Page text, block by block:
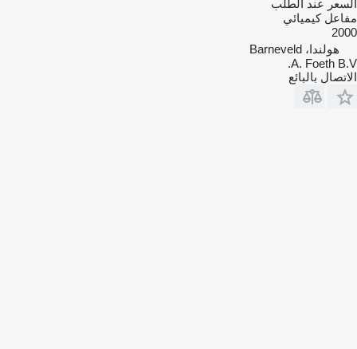
السعر عند الطلب
مفاعل كيميائي
2000
هولندا، Barneveld
A. Foeth B.V.
الاتصال بالبائع